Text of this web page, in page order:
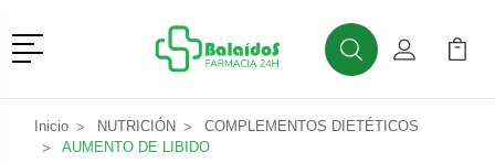
Menú
BuscarMi Cuenta
Mi
Inicio NUTRICIÓN
COMPLEMENTOS DIETÉTICOS
AUMENTO DE LIBIDO